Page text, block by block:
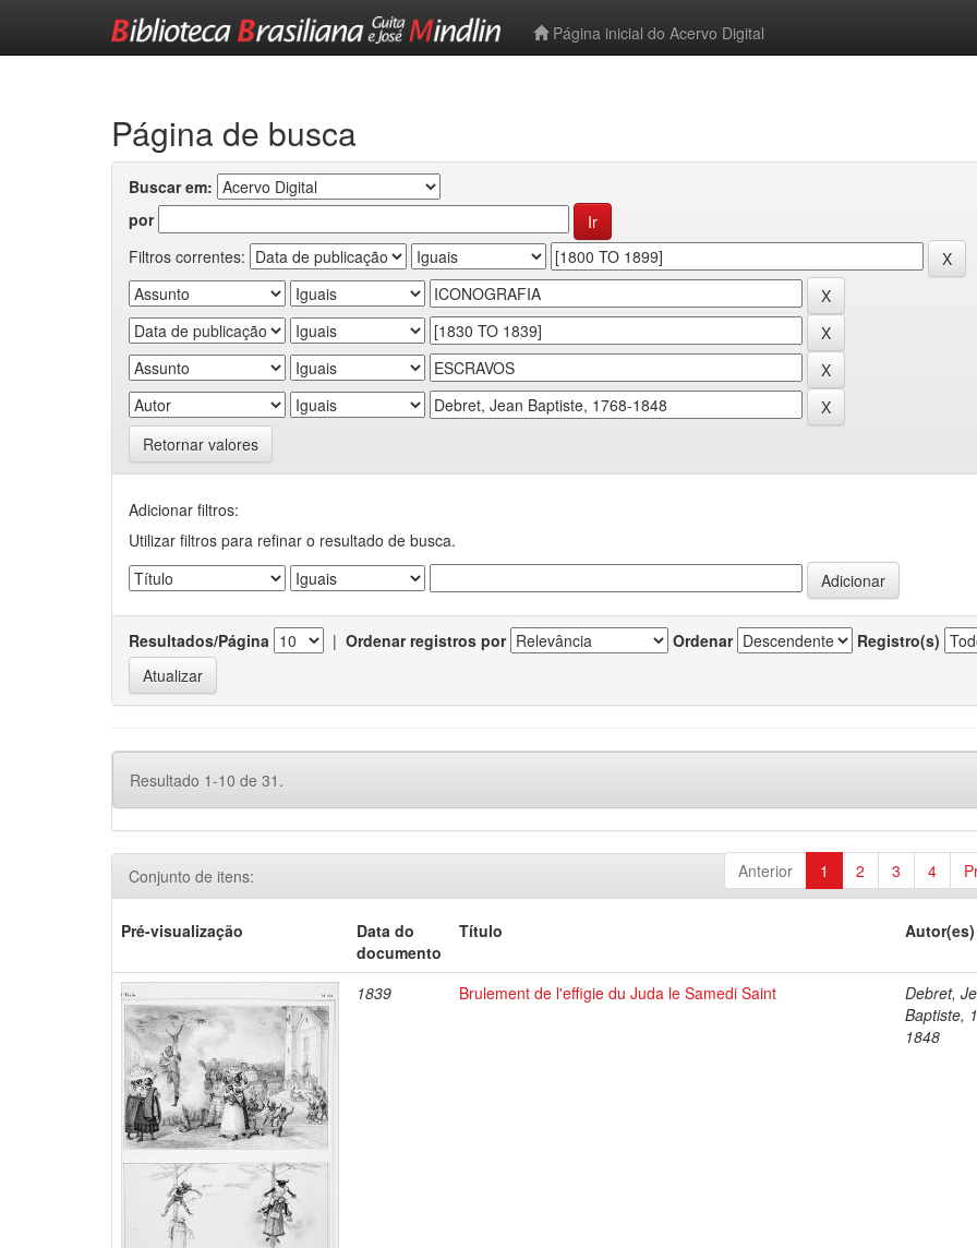
Página inicial do Acervo Digital
Página de busca
Buscar em:
por
Filtros correntes:
Retornar valores
Adicionar filtros:
Utilizar filtros para refinar o resultado de busca.
Resultados/Página | Ordenar registros por Ordenar Registro(s)
Resultado 1-10 de 31.
Anterior 1 2 3 4
Conjunto de itens:
Pré-visualização
Data do
documento
Título Autor(es)
1839 Brulement de l'effigie du Juda le Samedi Saint
Debret,
Baptiste,
1848